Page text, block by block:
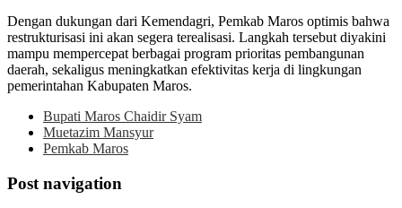
Dengan dukungan dari Kemendagri, Pemkab Maros optimis bahwa
restrukturisasi ini akan segera terealisasi. Langkah tersebut diyakini
mampu mempercepat berbagai program prioritas pembangunan
daerah, sekaligus meningkatkan efektivitas kerja di lingkungan
pemerintahan Kabupaten Maros.
Bupati Maros Chaidir Syam
Muetazim Mansyur
Pemkab Maros
Post navigation